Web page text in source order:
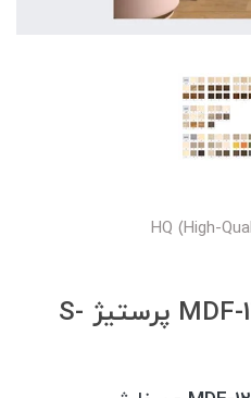
درب MDF-12milli HQ PVC پرستیژ S-